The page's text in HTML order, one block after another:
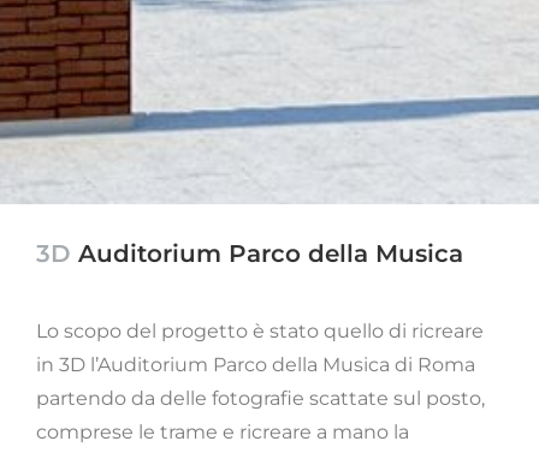
3D Auditorium Parco della Musica
Lo scopo del progetto è stato quello di ricreare
in 3D l’Auditorium Parco della Musica di Roma
partendo da delle fotografie scattate sul posto,
comprese le trame e ricreare a mano la